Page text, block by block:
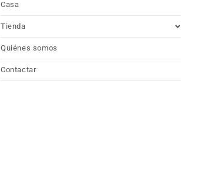
Casa
Tienda
Quiénes somos
Contactar